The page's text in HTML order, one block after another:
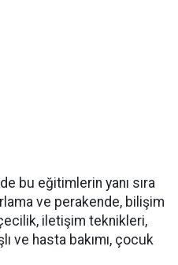
bu eğitimlerin yanı sıra
ve perakende, bilişim
iletişim teknikleri,
ve hasta bakımı, çocuk